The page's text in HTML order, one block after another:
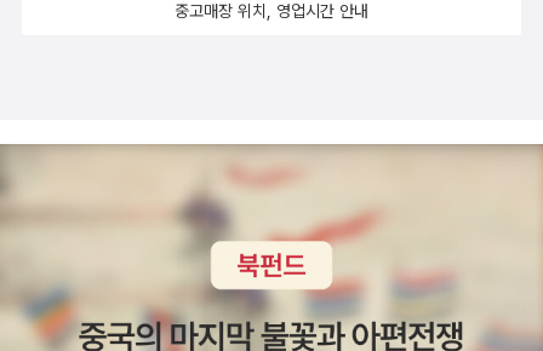
큐멘터리 <인류오디세이>는 우리 인류의 탄생과 진화과정, 그 시대
마같은 감동을 이어간다. 제1편 '머나먼 여정'은 800만년 전 아프리
카 동부에서 나타난 유인원으로부터 직립보행을 시작한 오스트랄로
피테쿠스를 거쳐 도구사용이 가능한 호모하빌리스로 발전하는 과정
과 사냥을 하고 불을 발견한 호모에렉투스가 중동과 유럽으로 이동하
며 네안데르탈인과 호모사피엔스로 발전하는 과정을 그린다. 그 중
중고매장 위치, 영업시간 안내